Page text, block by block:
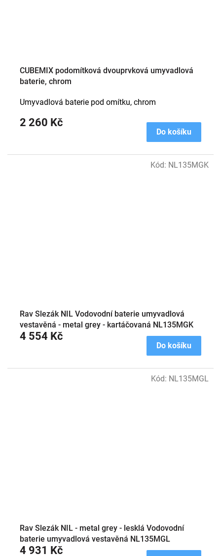
CUBEMIX podomítková dvouprvková umyvadlová
baterie, chrom
2 260 Kč
Do košíku
Umyvadlová baterie pod omítku, chrom
Rav Slezák NIL Vodovodní baterie umyvadlová
vestavěná - metal grey - kartáčovaná NL135MGK
4 554 Kč
Do košíku
Kód: NL135MGK
Rav Slezák NIL - metal grey - lesklá Vodovodní
baterie umyvadlová vestavěná NL135MGL
4 931 Kč
Kód: NL135MGL